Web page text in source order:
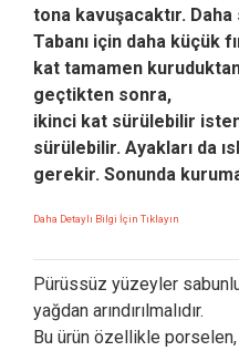
tona kavuşacaktır. Daha
Tabanı için daha küçük
kat tamamen
geçtikten sonra,
ikinci kat sürülebilir
sürülebilir. Ayakları da
gerekir. Sonunda
Daha Detaylı Bilgi İçin Tıklayın
Pürüssüz yüzeyler
yağdan arındırılmalıdır.
Bu ürün özellikle